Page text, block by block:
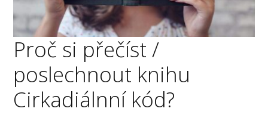
Proč si přečíst /
poslechnout knihu
Cirkadiálnní kód?